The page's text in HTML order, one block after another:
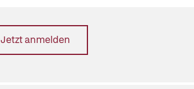
Jetzt anmelden